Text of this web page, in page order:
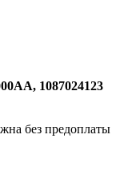
1087024123
без предоплаты